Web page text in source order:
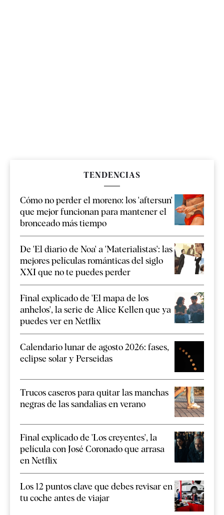
TENDENCIAS
Cómo no perder el moreno: los 'aftersun'
que mejor funcionan para mantener el
bronceado más tiempo
De 'El diario de Noa' a 'Materialistas': las
mejores películas románticas del siglo
XXI que no te puedes perder
Final explicado de 'El mapa de los
anhelos', la serie de Alice Kellen que ya
puedes ver en Netflix
Calendario lunar de agosto 2026: fases,
eclipse solar y Perseidas
Trucos caseros para quitar las manchas
negras de las sandalias en verano
Final explicado de 'Los creyentes', la
película con José Coronado que arrasa
en Netflix
Los 12 puntos clave que debes revisar en
tu coche antes de viajar